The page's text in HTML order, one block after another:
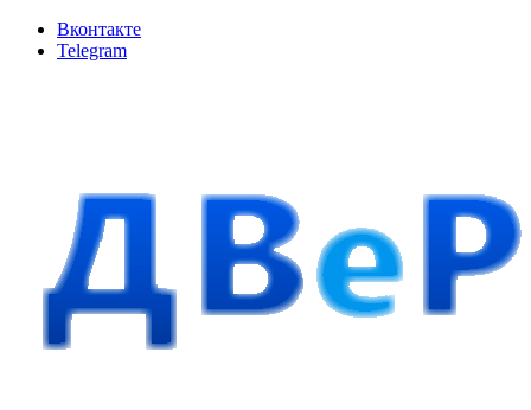
Вконтакте
Telegram